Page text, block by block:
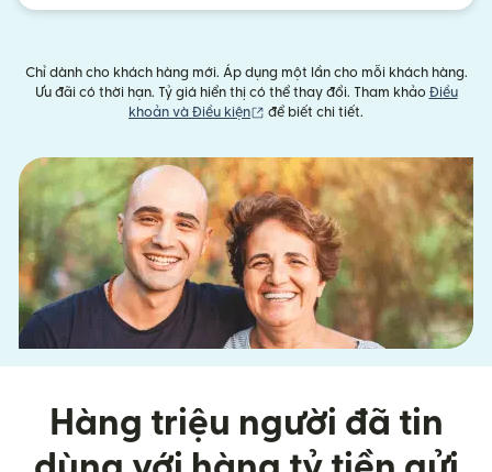
Chỉ dành cho khách hàng mới. Áp dụng một lần cho mỗi khách hàng.
Ưu đãi có thời hạn. Tỷ giá hiển thị có thể thay đổi. Tham khảo Điều
khoản và Điều kiện
(mở trong cửa sổ mới)
để biết chi tiết.
Hàng triệu người đã tin